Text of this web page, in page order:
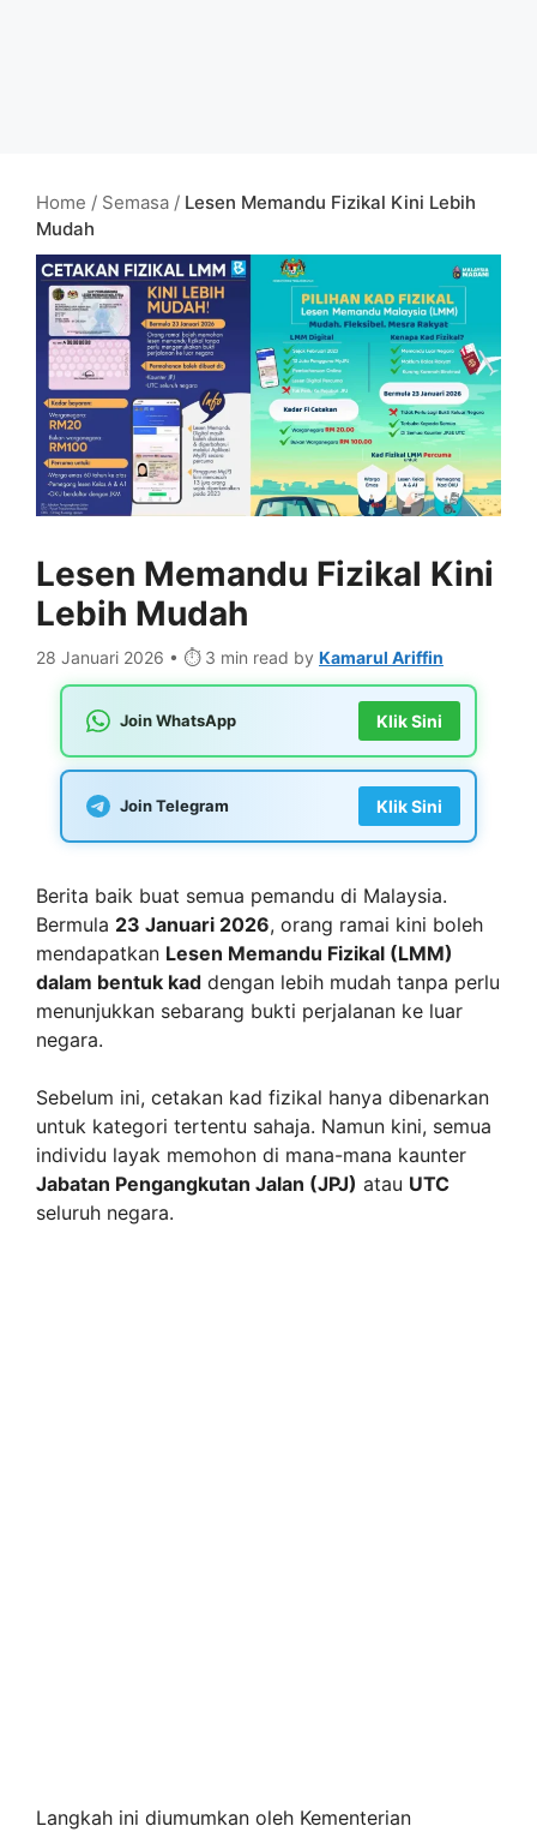
Home / Semasa / Lesen Memandu Fizikal Kini Lebih
Mudah
Lesen Memandu Fizikal Kini
Lebih Mudah
28 Januari 2026 • ⏱️ 3 min read by Kamarul Ariffin
Join WhatsApp Klik Sini
Join Telegram Klik Sini
Berita baik buat semua pemandu di Malaysia.
Bermula 23 Januari 2026, orang ramai kini boleh
mendapatkan Lesen Memandu Fizikal (LMM)
dalam bentuk kad dengan lebih mudah tanpa perlu
menunjukkan sebarang bukti perjalanan ke luar
negara.
Sebelum ini, cetakan kad fizikal hanya dibenarkan
untuk kategori tertentu sahaja. Namun kini, semua
individu layak memohon di mana-mana kaunter
Jabatan Pengangkutan Jalan (JPJ) atau UTC
seluruh negara.
Langkah ini diumumkan oleh Kementerian